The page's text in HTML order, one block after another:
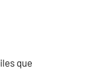
que